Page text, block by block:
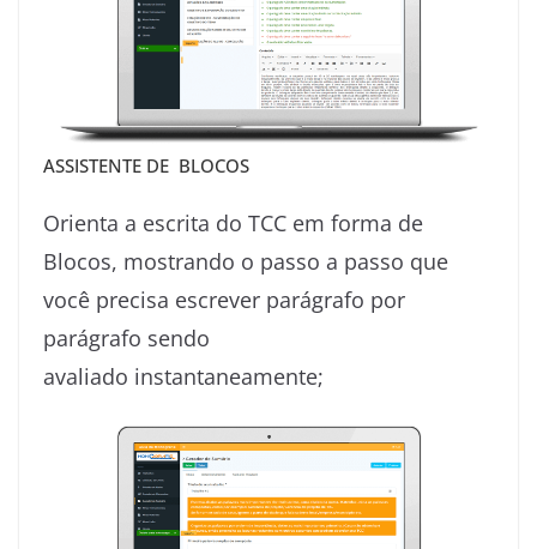
ASSISTENTE DE BLOCOS
Orienta a escrita do TCC em forma de
Blocos, mostrando o passo a passo que
você precisa escrever parágrafo por
parágrafo sendo
avaliado instantaneamente;